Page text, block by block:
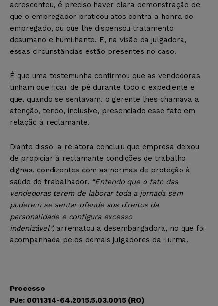
acrescentou, é preciso haver clara demonstração de
que o empregador praticou atos contra a honra do
empregado, ou que lhe dispensou tratamento
desumano e humilhante. E, na visão da julgadora,
essas circunstâncias estão presentes no caso.
É que uma testemunha confirmou que as vendedoras
tinham que ficar de pé durante todo o expediente e
que, quando se sentavam, o gerente lhes chamava a
atenção, tendo, inclusive, presenciado esse fato em
relação à reclamante.
Diante disso, a relatora concluiu que empresa deixou
de propiciar à reclamante condições de trabalho
dignas, condizentes com as normas de proteção à
saúde do trabalhador. “Entendo que o fato das
vendedoras terem de laborar toda a jornada sem
poderem se sentar ofende aos direitos da
personalidade e configura excesso
indenizável”, arrematou a desembargadora, no que foi
acompanhada pelos demais julgadores da Turma.
Processo
PJe: 0011314-64.2015.5.03.0015 (RO)